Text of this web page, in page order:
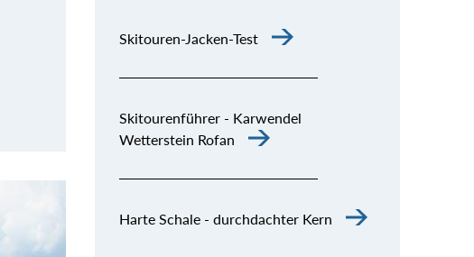
Skitouren-Jacken-Test
Skitourenführer - Karwendel
Wetterstein Rofan
Harte Schale - durchdachter Kern